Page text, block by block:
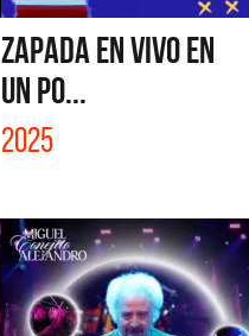
ZAPADA EN VIVO EN
UN PO...
2025